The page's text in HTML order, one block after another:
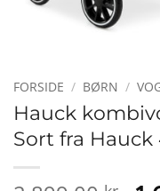
FORSIDE / BØRN /
Hauck
Sort fra Hauck